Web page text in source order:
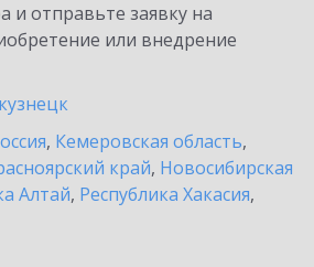
и отправьте заявку на
или внедрение
, Кемеровская область,
край, Новосибирская
Алтай, Республика Хакасия,